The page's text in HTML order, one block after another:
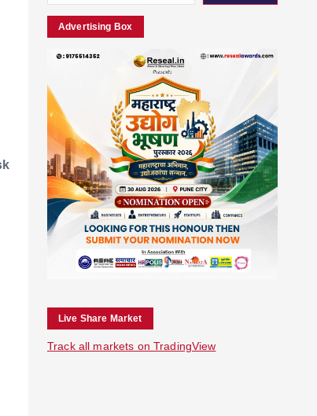
Advertising Box
Live Share Market
Track all markets on TradingView